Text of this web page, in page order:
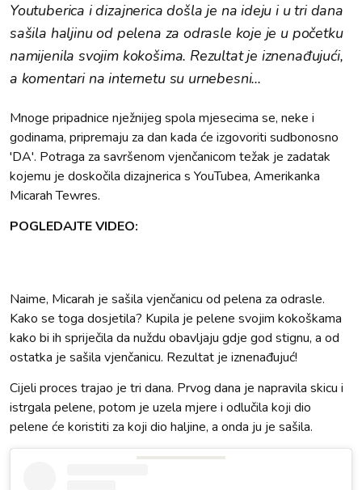
Youtuberica i dizajnerica došla je na ideju i u tri dana
sašila haljinu od pelena za odrasle koje je u početku
namijenila svojim kokošima. Rezultat je iznenađujući,
a komentari na internetu su urnebesni...
Mnoge pripadnice nježnijeg spola mjesecima se, neke i
godinama, pripremaju za dan kada će izgovoriti sudbonosno
'DA'. Potraga za savršenom vjenčanicom težak je zadatak
kojemu je doskočila dizajnerica s YouTubea, Amerikanka
Micarah Tewres.
POGLEDAJTE VIDEO:
Naime, Micarah je sašila vjenčanicu od pelena za odrasle.
Kako se toga dosjetila? Kupila je pelene svojim kokoškama
kako bi ih spriječila da nuždu obavljaju gdje god stignu, a od
ostatka je sašila vjenčanicu. Rezultat je iznenađujuć!
Cijeli proces trajao je tri dana. Prvog dana je napravila skicu i
istrgala pelene, potom je uzela mjere i odlučila koji dio
pelene će koristiti za koji dio haljine, a onda ju je sašila.